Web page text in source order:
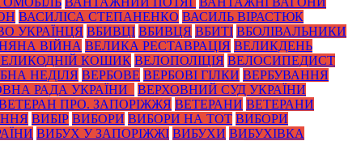
ВАСИЛІСА СТЕПАНЕНКО ВАСИЛЬ ВІРАСТЮК
УКРАЇНЦЯ ВБИВЦІ ВБИВЦЯ ВБИТІ ВБОЛІВАЛЬНИКИ
ВІЙНА ВЕЛИКА РЕСТАВРАЦІЯ ВЕЛИКДЕНЬ
КОШИК ВЕЛОПОЛІЦІЯ ВЕЛОСИПЕДИСТ
НЕДІЛЯ ВЕРБОВЕ ВЕРБОВІ ГІЛКИ ВЕРБУВАННЯ
РАДА УКРАЇНИ_
ВЕРХОВНИЙ СУД УКРАЇНИ
ПРО. ЗАПОРІЖЖЯ ВЕТЕРАНИ ВЕТЕРАНИ
ВИБІР ВИБОРИ ВИБОРИ НА ТОТ ВИБОРИ
ВИБУХ У ЗАПОРІЖЖІ ВИБУХИ ВИБУХІВКА